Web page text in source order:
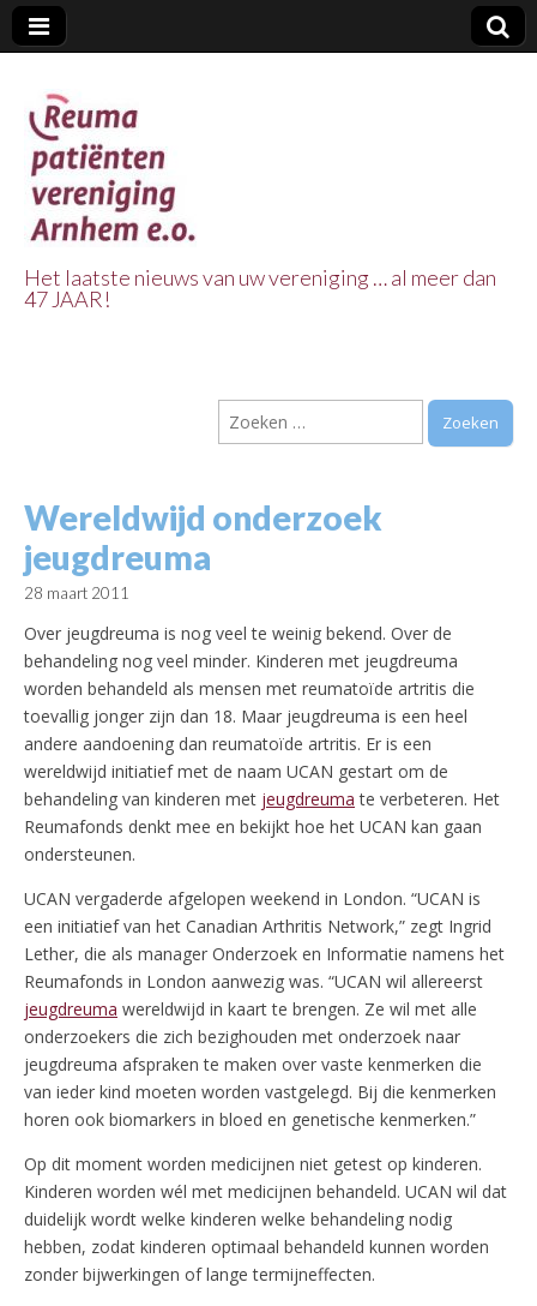
Vereniging
Arnhem e.o.
Het laatste nieuws van uw vereniging … al meer dan
47 JAAR!
Zoeken
naar:
Wereldwijd onderzoek
jeugdreuma
28 maart 2011
Over jeugdreuma is nog veel te weinig bekend. Over de
behandeling nog veel minder. Kinderen met jeugdreuma
worden behandeld als mensen met reumatoïde artritis die
toevallig jonger zijn dan 18. Maar jeugdreuma is een heel
andere aandoening dan reumatoïde artritis. Er is een
wereldwijd initiatief met de naam UCAN gestart om de
behandeling van kinderen met jeugdreuma te verbeteren. Het
Reumafonds denkt mee en bekijkt hoe het UCAN kan gaan
ondersteunen.
UCAN vergaderde afgelopen weekend in London. “UCAN is
een initiatief van het Canadian Arthritis Network,” zegt Ingrid
Lether, die als manager Onderzoek en Informatie namens het
Reumafonds in London aanwezig was. “UCAN wil allereerst
jeugdreuma wereldwijd in kaart te brengen. Ze wil met alle
onderzoekers die zich bezighouden met onderzoek naar
jeugdreuma afspraken te maken over vaste kenmerken die
van ieder kind moeten worden vastgelegd. Bij die kenmerken
horen ook biomarkers in bloed en genetische kenmerken.”
Op dit moment worden medicijnen niet getest op kinderen.
Kinderen worden wél met medicijnen behandeld. UCAN wil dat
duidelijk wordt welke kinderen welke behandeling nodig
hebben, zodat kinderen optimaal behandeld kunnen worden
zonder bijwerkingen of lange termijneffecten.